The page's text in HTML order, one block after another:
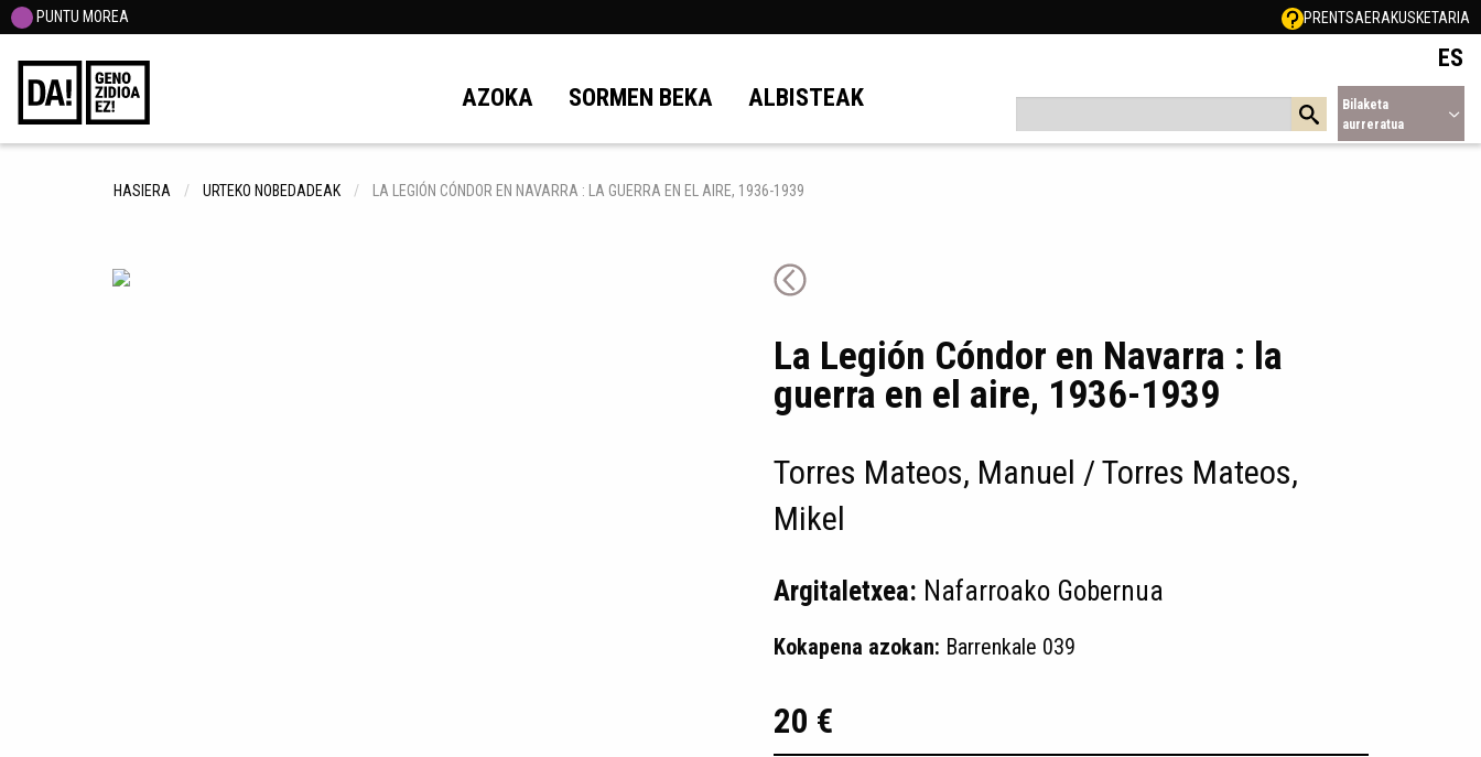
PUNTU MOREA PRENTSAERAKUSKETARIA
AZOKA SORMEN BEKA ALBISTEAK
ES
Bilaketa
aurreratua
HASIERA URTEKO NOBEDADEAK LA LEGIÓN CÓNDOR EN NAVARRA : LA GUERRA EN EL AIRE, 1936-1939
La Legión Cóndor en Navarra : la
guerra en el aire, 1936-1939
Torres Mateos, Manuel / Torres Mateos,
Mikel
Argitaletxea: Nafarroako Gobernua
Kokapena azokan: Barrenkale 039
20 €